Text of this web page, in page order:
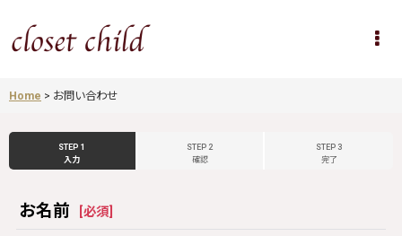
Home > お問い合わせ
STEP 1
入力
STEP 2
確認
STEP 3
完了
お名前 必須